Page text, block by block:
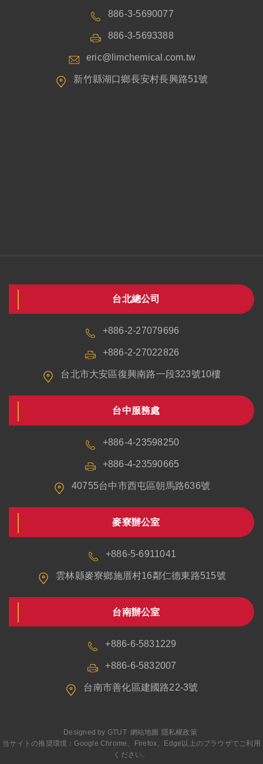
886-3-5690077
886-3-5693388
eric@limchemical.com.tw
新竹縣湖口鄉長安村長興路51號
台北總公司
+886-2-27079696
+886-2-27022826
台北市大安區復興南路一段323號10樓
台中服務處
+886-4-23598250
+886-4-23590665
40755台中市西屯區朝馬路636號
麥寮辦公室
+886-5-6911041
雲林縣麥寮鄉施厝村16鄰仁德東路515號
台南辦公室
+886-6-5831229
+886-6-5832007
台南市善化區建國路22-3號
Designed by GTUT 網站地圖 隱私權政策
当サイトの推奨環境：Google Chrome、Firefox、Edge以上のブラウザでご利用
ください。